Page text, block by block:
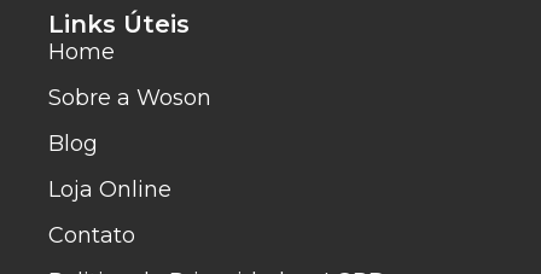
Links Úteis
Home
Sobre a Woson
Blog
Loja Online
Contato